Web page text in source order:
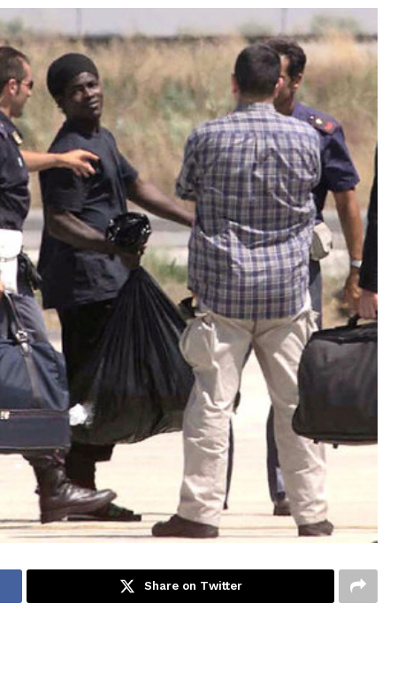
Share on Twitter